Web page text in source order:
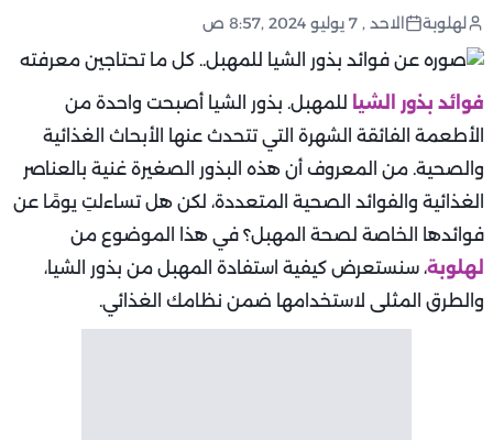
لهلوبة الاحد , 7 يوليو 2024 ,8:57 ص
فوائد بذور الشيا للمهبل. بذور الشيا أصبحت واحدة من
الأطعمة الفائقة الشهرة التي تتحدث عنها الأبحاث الغذائية
والصحية. من المعروف أن هذه البذور الصغيرة غنية بالعناصر
الغذائية والفوائد الصحية المتعددة، لكن هل تساءلتِ يومًا عن
فوائدها الخاصة لصحة المهبل؟ في هذا الموضوع من
لهلوبة، سنستعرض كيفية استفادة المهبل من بذور الشيا،
والطرق المثلى لاستخدامها ضمن نظامك الغذائي.